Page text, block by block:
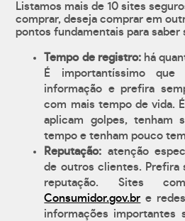
Listamos mais de 10 sites
comprar, deseja comprar em
pontos fundamentais para saber
Tempo de registro:há
É importantíssimo
informação e prefira
com mais tempo de vida.
aplicam golpes, tenham
tempo e tenham pouco
Reputação: atenção
de outros clientes. Prefira
reputação. Sites
Consumidor.gov.br e
informações importantes